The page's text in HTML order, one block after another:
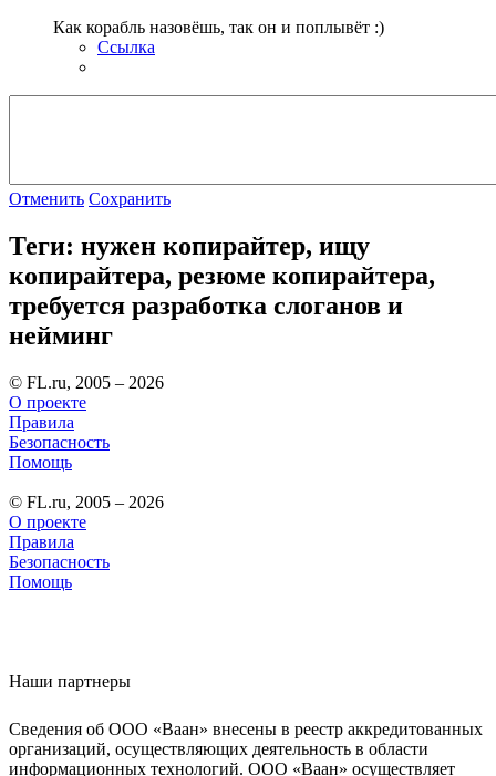
Как корабль назовёшь, так он и поплывёт :)
Ссылка
Отменить Сохранить
Теги: нужен копирайтер, ищу
копирайтера, резюме копирайтера,
требуется разработка слоганов и
нейминг
© FL.ru, 2005 – 2026
О проекте
Правила
Безопасность
Помощь
© FL.ru, 2005 – 2026
О проекте
Правила
Безопасность
Помощь
Наши партнеры
Сведения об ООО «Ваан» внесены в реестр аккредитованных
организаций, осуществляющих деятельность в области
информационных технологий. ООО «Ваан» осуществляет